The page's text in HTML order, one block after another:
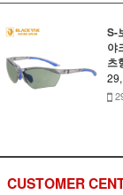
S-
야
츠
CUSTOMER